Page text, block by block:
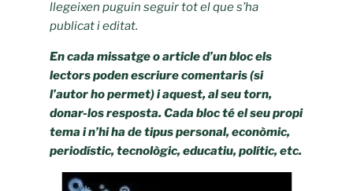
llegeixen puguin seguir tot el que s’ha
publicat i editat.
En cada missatge o article d’un bloc els
lectors poden escriure comentaris (si
l’autor ho permet) i aquest, al seu torn,
donar-los resposta. Cada bloc té el seu propi
tema i n’hi ha de tipus personal, econòmic,
periodístic, tecnològic, educatiu, polític, etc.